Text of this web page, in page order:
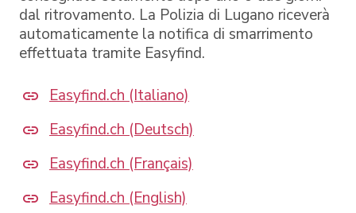
dal ritrovamento. La Polizia di Lugano riceverà
automaticamente la notifica di smarrimento
effettuata tramite Easyfind.
Easyfind.ch (Italiano)
Easyfind.ch (Deutsch)
Easyfind.ch (Français)
Easyfind.ch (English)